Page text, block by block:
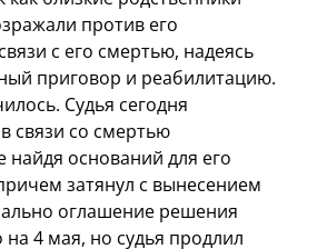
против его
с его смертью, надеясь
приговор и реабилитацию.
Судья сегодня
связи со смертью
найдя оснований для его
затянул с вынесением
оглашение решения
4 мая, но судья продлил